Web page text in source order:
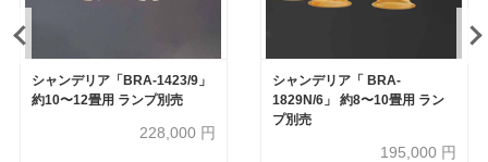
シャンデリア「BRA-1423/9」
約10〜12畳用 ランプ別売
228,000 円
シャンデリア「 BRA-
1829N/6」 約8〜10畳用 ラン
プ別売
195,000 円